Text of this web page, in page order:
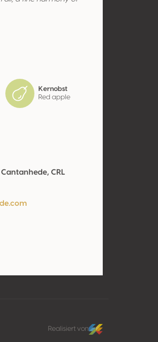
Kernobst
Red apple
CRL
Realisiert von